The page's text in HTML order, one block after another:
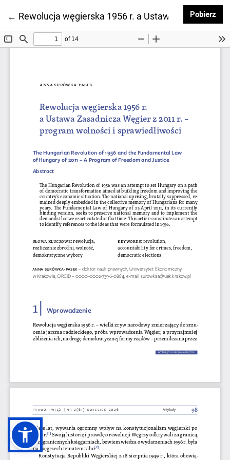
← Wróć do szczegółów artykułu
Rewolucja węgierska 1956 r. a Ustawa Pobierz